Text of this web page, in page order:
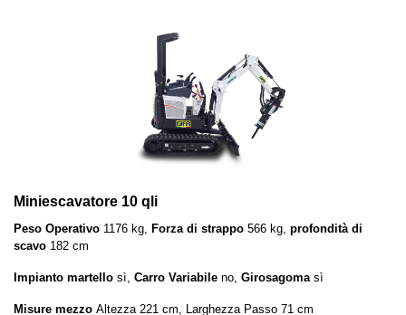
Miniescavatore 10 qli
Peso Operativo 1176 kg, Forza di strappo 566 kg, profondità di
scavo 182 cm
Impianto martello sì, Carro Variabile no, Girosagomasì
Misure mezzo Altezza 221 cm, Larghezza Passo 71 cm